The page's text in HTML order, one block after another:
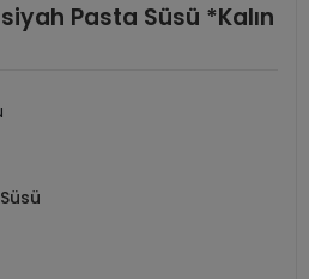
Pasta Süsü *Kalın